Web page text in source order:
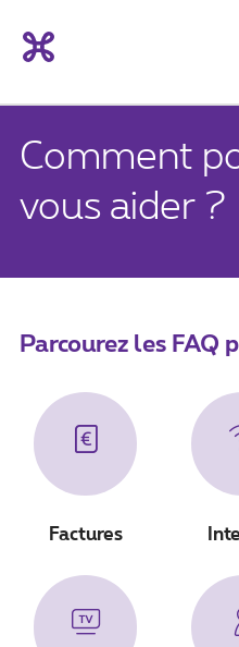
Comment
vous aider ?
Parcourez les FAQ
Factures